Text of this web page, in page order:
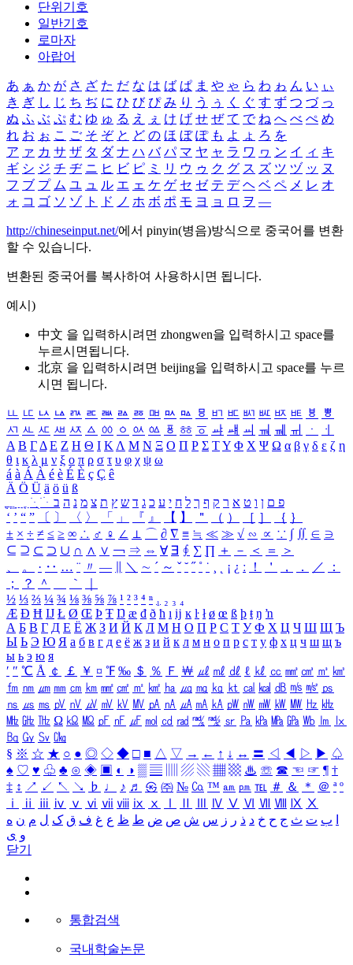
단위기호
일반기호
로마자
아랍어
あ ぁ か が さ ざ た だ な は ば ぱ ま や ゃ ら わ ゎ ん い ぃ
き ぎ し じ ち ぢ に ひ び ぴ み り う ぅ く ぐ す ず つ づ っ
ぬ ふ ぶ ぷ む ゆ ゅ る え ぇ け げ せ ぜ て で ね へ べ ぺ め
れ お ぉ こ ご そ ぞ と ど の ほ ぼ ぽ も よ ょ ろ を
ア ァ カ サ ザ タ ダ ナ ハ バ パ マ ヤ ャ ラ ワ ヮ ン イ ィ キ
ギ シ ジ チ ヂ ニ ヒ ビ ピ ミ リ ウ ゥ ク グ ス ズ ツ ヅ ッ ヌ
フ ブ プ ム ユ ュ ル エ ェ ケ ゲ セ ゼ テ デ ヘ ベ ペ メ レ オ
ォ コ ゴ ソ ゾ ト ド ノ ホ ボ ポ モ ヨ ョ ロ ヲ ―
http://chineseinput.net/에서 pinyin(병음)방식으로 중국어를 변환
할 수 있습니다.
변환된 중국어를 복사하여 사용하시면 됩니다.
예시)
中文 을 입력하시려면 zhongwen을 입력하시고 space를
누르시면됩니다.
北京 을 입력하시려면 beijing을 입력하시고 space를 누르
시면 됩니다.
ㅥ ㅦ ㅧ ㅨ ㅩ ㅪ ㅫ ㅬ ㅭ ㅮ ㅯ ㅰ ㅱ ㅲ ㅳ ㅴ ㅵ ㅶ ㅷ ㅸ
ㅹ
ㅺ ㅻ ㅼ ㅽ ㅾ ㅿ ㆀ ㆁ ㆂ ㆃ ㆄ ㆅ ㆆ ㆇ ㆈ ㆉ ㆊ ㆋ ㆌ ㆍ
ㆎ
Α Β ΓΔ Ε Ζ Η Θ Ι ΚΛ Μ Ν Ξ Ο Π Ρ Σ ΤΥ Φ Χ Ψ Ω α β γ δ ε ζ η
θ ι κ λ μ ν ξ ο π ρ σ τ υ φ χ ψ ω
á à Á À é è É È ç Ç ê
Ä Ö Ü ä ö ü ß
ִֶֹ ֻּ ׁׂ פ ם ן ו ט א ר ק ף ך ל ח י ע כ ג ד ש ץ ת צ מ נ ה ב
‘ ’ “ ” 〔 〕 〈 〉 「 」 『 』 【 】 ＂ （ ） ［ ］ ｛ ｝
± × ÷ ≠ ≤ ≥ ∞ ∴ ♂ ♀ ∠ ⊥ ⌒ ∂ ∇ ≡ ≒ ≪ ≫ √ ∽ ∝ ∵ ∫ ∬ ∈ ∋
⊆ ⊇ ⊂ ⊃ ∪ ∩ ∧ ∨ ￢ ⇒ ⇔ ∀ ∃ ∮ ∑ ∏ ＋ － ＜ ＝
＞
、
。 · ‥ … ¨ 〃 ― ＼ ∼ ´ ～ ˇ ˘ ˝ ˚ ˙ ¸ ¡ ¿ ː ！ ＇ ， ． ／
：
；
？ ＾ ｀
½ ⅓ ⅔ ¼ ¾ ⅛ ⅜ ⅝ ⅞ ¹ ² ³ ⁴ ⁿ ₁ ₂ ₃ ₄
Æ Ð Ħ Ĳ Ł Ø Œ Þ Ŧ Ŋ æ đ ð ħ ı ĳ ĸ ŀ ł ø œ ß þ ŧ ŋ ŉ
А Б В Г Д Е Ё Ж З И Й К Л М Н О П Р С Т У Ф Х Ц Ч Ш Щ Ъ
Ы Ь Э Ю Я а б в г д е ё ж з и й к л м н о п р с т у ф х ц ч ш щ ъ
ы ь э ю я
′ ″ ℃ Å ￠ ￡ ￥ ¤ ℉ ‰ ＄ ％ Ｆ ￦ ㎕ ㎖ ㎗ ℓ ㎘ ㏄ ㎣ ㎤ ㎥ ㎦
㎙ ㎚ ㎛ ㎜ ㎝ ㎞ ㎟ ㎠ ㎡ ㎢ ㏊ ㎍ ㎎ ㎏ ㏏ ㎈ ㎉ ㏈ ㎧ ㎨ ㎰
㎱ ㎲ ㎳ ㎴ ㎵ ㎶ ㎷ ㎸ ㎹ ㎀ ㎁ ㎂ ㎃ ㎄ ㎺ ㎻ ㎽ ㎾ ㎿ ㎐ ㎑
㎒ ㎓ ㎔ Ω ㏀ ㏁ ㎊ ㎋ ㎌ ㏖ ㏅ ㎭ ㎮ ㎯ ㏛ ㎩ ㎪ ㎫ ㎬ ㏝ ㏐
㏓
㏃ ㏉ ㏜ ㏆
§ ※ ☆ ★ ○ ● ◎ ◇ ◆ □ ■ △ ▽ → ← ↑ ↓ ↔ 〓 ◁ ◀ ▷ ▶ ♤
♠ ♡ ♥ ♧ ♣ ⊙ ◈ ▣ ◐ ◑ ▒ ▤ ▨ ▧ ▦ ▩ ♨ ☏ ☎ ☜ ☞ ¶ †
‡ ↕ ↗ ↙ ↖ ↘ ♭ ♩ ♪ ♬ ㉿ ㈜ № ㏇ ™ ㏂ ㏘ ℡ ＃ ＆ ＊ ＠ ª º
ⅰ
ⅱ ⅲ ⅳ ⅴ ⅵ ⅶ ⅷ ⅸ ⅹ Ⅳ Ⅴ Ⅵ Ⅶ Ⅷ Ⅸ Ⅹ
ب ت ث ج ح خ د ذ ر ز س ش ص ض ط ظ ع غ ف ق ک ل م ن ه
و ی
닫기
통합검색
국내학술논문